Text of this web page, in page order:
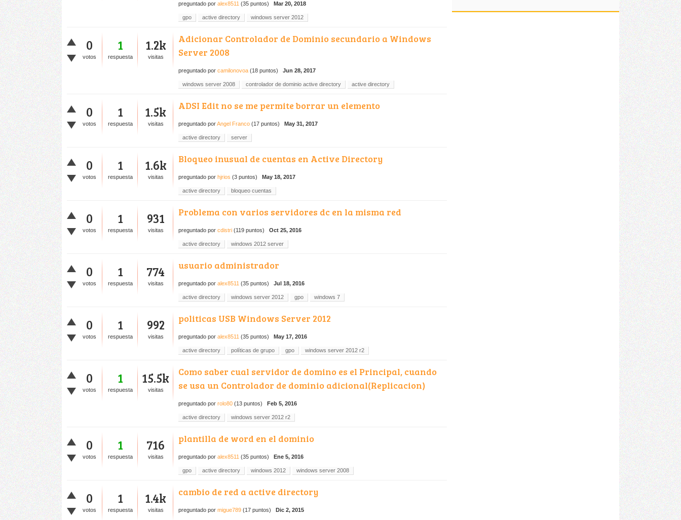
preguntado por alex8511 (35 puntos) Mar 20, 2018
gpo active directory windows server 2012
0
votos
1
respuesta
1.2k
visitas
Adicionar Controlador de Dominio secundario a Windows
Server 2008
preguntado por camilonovoa (18 puntos) Jun 28, 2017
windows server 2008 controlador de dominio active directory active directory
0
votos
1
respuesta
1.5k
visitas
ADSI Edit no se me permite borrar un elemento
preguntado porAngel Franco (17 puntos) May 31, 2017
active directory server
0
votos
1
respuesta
1.6k
visitas
Bloqueo inusual de cuentas en Active Directory
preguntado por hjrios (3 puntos) May 18, 2017
active directory bloqueo cuentas
0
votos
1
respuesta
931
visitas
Problema con varios servidores dc en la misma red
preguntado por cdistri (119 puntos) Oct 25, 2016
active directory windows 2012 server
0
votos
1
respuesta
774
visitas
usuario administrador
preguntado por alex8511 (35 puntos) Jul 18, 2016
active directory windows server 2012 gpo windows 7
0
votos
1
respuesta
992
visitas
politicas USB Windows Server 2012
preguntado por alex8511 (35 puntos) May 17, 2016
active directory políticas de grupo gpo windows server 2012 r2
0
votos
1
respuesta
15.5k
visitas
Como saber cual servidor de domino es el Principal, cuando
se usa un Controlador de dominio adicional(Replicacion)
preguntado por rolo80 (13 puntos) Feb 5, 2016
active directory windows server 2012 r2
0
votos
1
respuesta
716
visitas
plantilla de word en el dominio
preguntado por alex8511 (35 puntos) Ene 5, 2016
gpo active directory windows 2012 windows server 2008
0
votos
1
respuesta
1.4k
visitas
cambio de red a active directory
preguntado por migue789 (17 puntos) Dic 2, 2015